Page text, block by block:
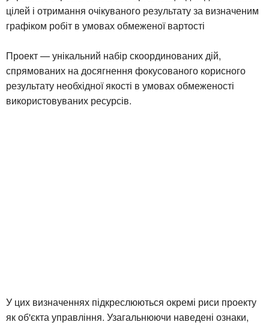
цілей і отримання очікуваного результату за визначеним
графіком робіт в умовах обмеженої вартості
Проект — унікальний набір скоординованих дій,
спрямованих на досягнення фокусованого корисного
результату необхідної якості в умовах обмеженості
використовуваних ресурсів.
У цих визначеннях підкреслюються окремі риси проекту
як об'єкта управління. Узагальнюючи наведені ознаки,